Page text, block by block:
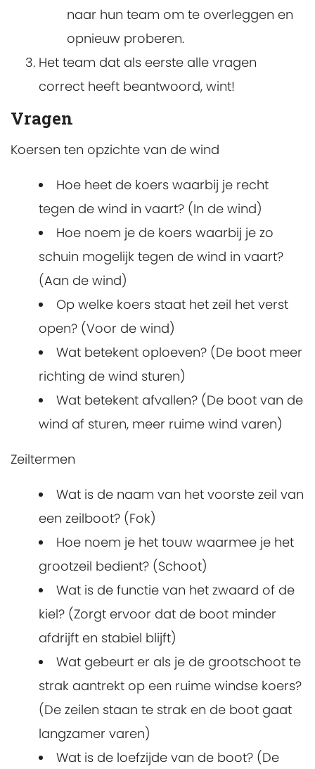
naar hun team om te overleggen en
opnieuw proberen.
Het team dat als eerste alle vragen
correct heeft beantwoord, wint!
Vragen
Koersen ten opzichte van de wind
Hoe heet de koers waarbij je recht
tegen de wind in vaart? (In de wind)
Hoe noem je de koers waarbij je zo
schuin mogelijk tegen de wind in vaart?
(Aan de wind)
Op welke koers staat het zeil het verst
open? (Voor de wind)
Wat betekent oploeven? (De boot meer
richting de wind sturen)
Wat betekent afvallen? (De boot van de
wind af sturen, meer ruime wind varen)
Zeiltermen
Wat is de naam van het voorste zeil van
een zeilboot? (Fok)
Hoe noem je het touw waarmee je het
grootzeil bedient? (Schoot)
Wat is de functie van het zwaard of de
kiel? (Zorgt ervoor dat de boot minder
afdrijft en stabiel blijft)
Wat gebeurt er als je de grootschoot te
strak aantrekt op een ruime windse koers?
(De zeilen staan te strak en de boot gaat
langzamer varen)
Wat is de loefzijde van de boot? (De